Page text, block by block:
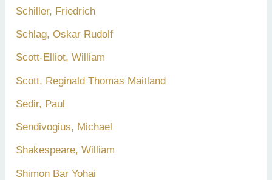
Schiller, Friedrich
Schlag, Oskar Rudolf
Scott-Elliot, William
Scott, Reginald Thomas Maitland
Sedir, Paul
Sendivogius, Michael
Shakespeare, William
Shimon Bar Yohai